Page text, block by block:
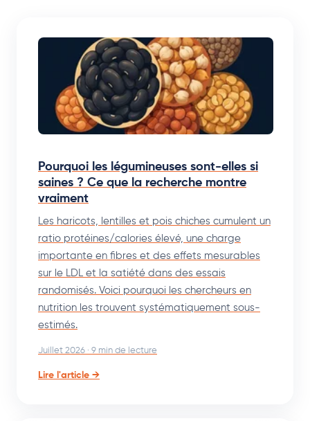
Pourquoi les légumineuses sont-elles si
saines ? Ce que la recherche montre
vraiment
Les haricots, lentilles et pois chiches cumulent un
ratio protéines/calories élevé, une charge
importante en fibres et des effets mesurables
sur le LDL et la satiété dans des essais
randomisés. Voici pourquoi les chercheurs en
nutrition les trouvent systématiquement sous-
estimés.
Juillet 2026 · 9 min de lecture
Lire l'article →